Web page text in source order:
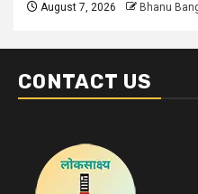
August 7, 2026 Bhanu
CONTACT US